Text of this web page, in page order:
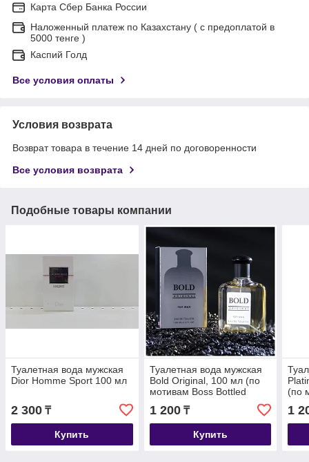
Карта Сбер Банка России
Наложенный платеж по Казахстану ( с предоплатой в
5000 тенге )
Каспий Голд
Все условия оплаты
Условия возврата
Возврат товара в течение 14 дней по договоренности
Все условия возврата
Подобные товары компании
Туалетная вода мужская
Dior Homme Sport 100 мл
2 300 ₸
Купить
Туалетная вода мужская
Bold Original, 100 мл (по
мотивам Boss Bottled
(H.Boss)
1 200₸
Купить
(по
1